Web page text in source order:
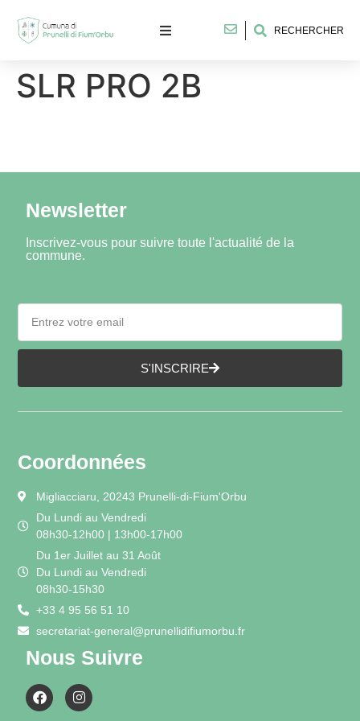
RECHERCHER
SLR PRO 2B
Newsletter
Inscrivez-vous pour suivre toute l'actualité de la
commune.
S'INSCRIRE
Coordonnées
Migliacciaru, 20243 Prunelli-di-Fium'Orbu
Du Lundi au Vendredi
08h30-12h00 | 13h00-17h00
Du 1er Juillet au 31 Août
Du Lundi au Vendredi
08h30-15h30
+33 4 95 56 51 10
secretariat-general@prunellidifiumorbu.fr
Nous Suivre